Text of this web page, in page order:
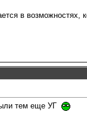
в возможностях,
тем еще УГ